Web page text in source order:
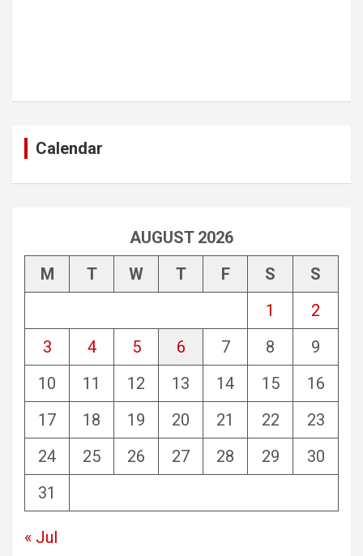
Calendar
AUGUST 2026
M
T W T F S
S
1
2
3
4 5 6 7 8
9
10
11 12 13 14 15
16
17
18 19 20 21 22
23
24
25 26 27 28 29
30
31
« Jul